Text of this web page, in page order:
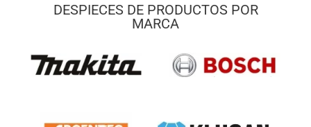
DESPIECES DE PRODUCTOS POR
MARCA